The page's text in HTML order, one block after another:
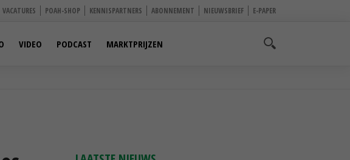
VACATURES POAH-SHOP KENNISPARTNERS ABONNEMENT NIEUWSBRIEF E-PAPER
VIDEO PODCAST MARKTPRIJZEN